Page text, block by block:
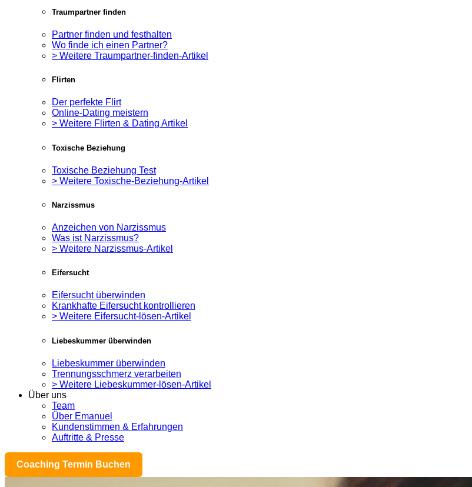
Traumpartner finden
Partner finden und festhalten
Wo finde ich einen Partner?
> Weitere Traumpartner-finden-Artikel
Flirten
Der perfekte Flirt
Online-Dating meistern
> Weitere Flirten & Dating Artikel
Toxische Beziehung
Toxische Beziehung Test
> Weitere Toxische-Beziehung-Artikel
Narzissmus
Anzeichen von Narzissmus
Was ist Narzissmus?
> Weitere Narzissmus-Artikel
Eifersucht
Eifersucht überwinden
Krankhafte Eifersucht kontrollieren
> Weitere Eifersucht-lösen-Artikel
Liebeskummer überwinden
Liebeskummer überwinden
Trennungsschmerz verarbeiten
> Weitere Liebeskummer-lösen-Artikel
Über uns
Team
Über Emanuel
Kundenstimmen & Erfahrungen
Auftritte & Presse
Coaching Termin Buchen